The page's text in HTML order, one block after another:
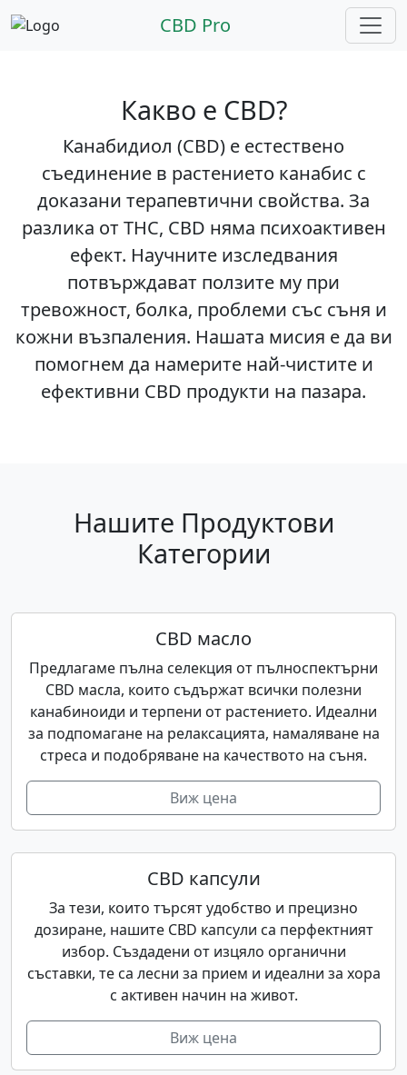
CBD Pro
Какво е CBD?
Канабидиол (CBD) е естествено
съединение в растението канабис с
доказани терапевтични свойства. За
разлика от THC, CBD няма психоактивен
ефект. Научните изследвания
потвърждават ползите му при
тревожност, болка, проблеми със съня и
кожни възпаления. Нашата мисия е да ви
помогнем да намерите най-чистите и
ефективни CBD продукти на пазара.
Нашите Продуктови
Категории
CBD масло
Предлагаме пълна селекция от пълноспектърни
CBD масла, които съдържат всички полезни
канабиноиди и терпени от растението. Идеални
за подпомагане на релаксацията, намаляване на
стреса и подобряване на качеството на съня.
Виж цена
CBD капсули
За тези, които търсят удобство и прецизно
дозиране, нашите CBD капсули са перфектният
избор. Създадени от изцяло органични
съставки, те са лесни за прием и идеални за хора
с активен начин на живот.
Виж цена